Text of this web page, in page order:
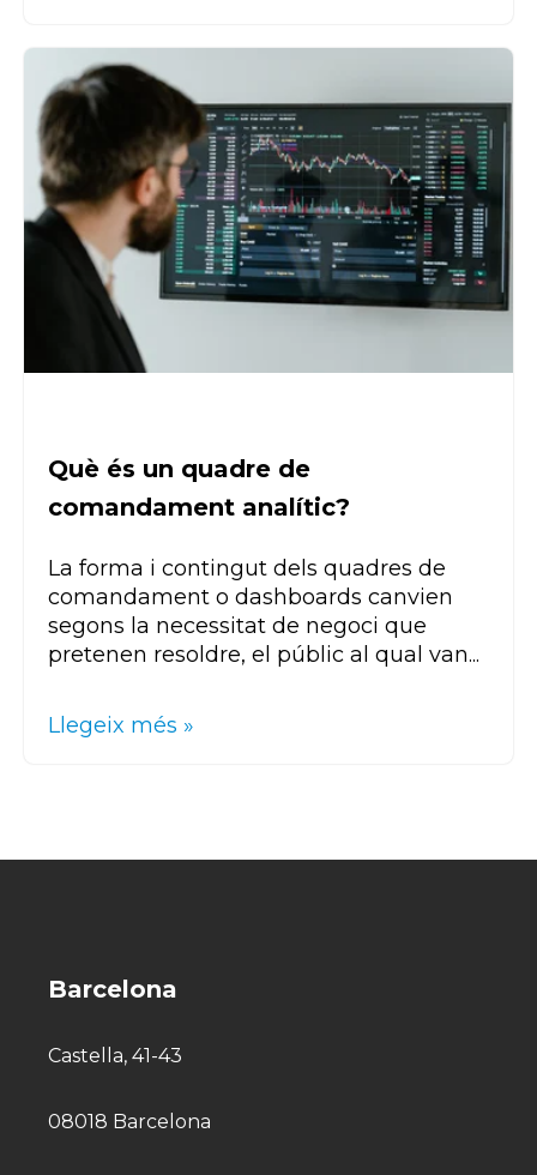
Què és un quadre de
comandament analític?
La forma i contingut dels quadres de
comandament o dashboards canvien
segons la necessitat de negoci que
pretenen resoldre, el públic al qual van...
Llegeix més »
Barcelona
Castella, 41-43
08018 Barcelona